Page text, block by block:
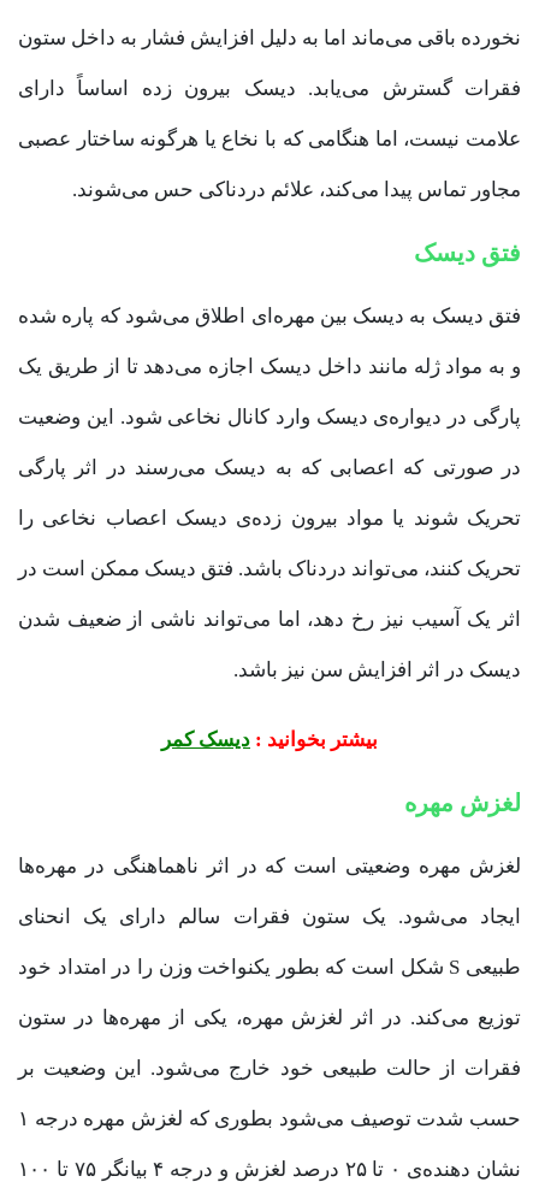
نخورده باقی می‌ماند اما به دلیل افزایش فشار به داخل ستون
فقرات گسترش می‌یابد. دیسک بیرون زده اساساً دارای
علامت نیست، اما هنگامی که با نخاع یا هرگونه ساختار عصبی
مجاور تماس پیدا می‌کند، علائم دردناکی حس می‌شوند.
فتق دیسک
فتق دیسک به دیسک بین مهره‌ای اطلاق می‌شود که پاره شده
و به مواد ژله مانند داخل دیسک اجازه می‌دهد تا از طریق یک
پارگی در دیواره‌ی دیسک وارد کانال نخاعی شود. این وضعیت
در صورتی که اعصابی که به دیسک می‌رسند در اثر پارگی
تحریک شوند یا مواد بیرون زده‌ی دیسک اعصاب نخاعی را
تحریک کنند، می‌تواند دردناک باشد. فتق دیسک ممکن است در
اثر یک آسیب نیز رخ دهد، اما می‌تواند ناشی از ضعیف شدن
دیسک در اثر افزایش سن نیز باشد.
بیشتر بخوانید : دیسک کمر
لغزش مهره
لغزش مهره وضعیتی است که در اثر ناهماهنگی در مهره‌ها
ایجاد می‌شود. یک ستون فقرات سالم دارای یک انحنای
طبیعی S شکل است که بطور یکنواخت وزن را در امتداد خود
توزیع می‌کند. در اثر لغزش مهره، یکی از مهره‌ها در ستون
فقرات از حالت طبیعی خود خارج می‌شود. این وضعیت بر
حسب شدت توصیف می‌شود بطوری که لغزش مهره درجه ۱
نشان دهنده‌ی ۰ تا ۲۵ درصد لغزش و درجه ۴ بیانگر ۷۵ تا ۱۰۰